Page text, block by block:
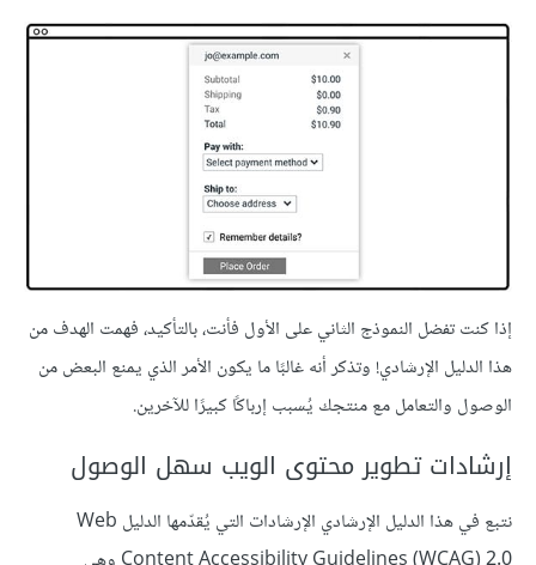
إذا كنت تفضل النموذج الثاني على الأول فأنت، بالتأكيد، فهمت الهدف من
هذا الدليل الإرشادي! وتذكر أنه غالبًا ما يكون الأمر الذي يمنع البعض من
الوصول والتعامل مع منتجك يُسبب إرباكًا كبيرًا للآخرين.
إرشادات تطوير محتوى الويب سهل الوصول
نتبع في هذا الدليل الإرشادي الإرشادات التي يُقدّمها الدليل Web